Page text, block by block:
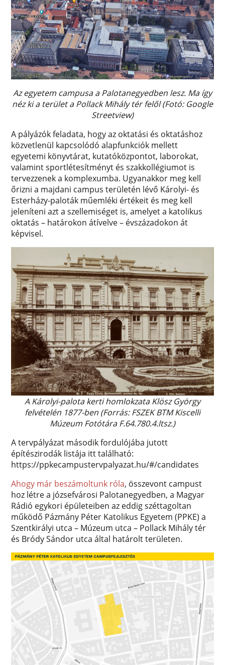
Az egyetem campusa a Palotanegyedben lesz. Ma így
néz ki a terület a Pollack Mihály tér felől (Fotó: Google
Streetview)
A pályázók feladata, hogy az oktatási és oktatáshoz
közvetlenül kapcsolódó alapfunkciók mellett
egyetemi könyvtárat, kutatóközpontot, laborokat,
valamint sportlétesítményt és szakkollégiumot is
tervezzenek a komplexumba. Ugyanakkor meg kell
őrizni a majdani campus területén lévő Károlyi- és
Esterházy-paloták műemléki értékeit és meg kell
jeleníteni azt a szellemiséget is, amelyet a katolikus
oktatás – határokon átívelve – évszázadokon át
képvisel.
A Károlyi-palota kerti homlokzata Klösz György
felvételén 1877-ben (Forrás: FSZEK BTM Kiscelli
Múzeum Fotótára F.64.780.4.ltsz.)
A tervpályázat második fordulójába jutott
építészirodák listája itt található:
https://ppkecampustervpalyazat.hu/#/candidates
Ahogy már beszámoltunk róla, összevont campust
hoz létre a józsefvárosi Palotanegyedben, a Magyar
Rádió egykori épületeiben az eddig széttagoltan
működő Pázmány Péter Katolikus Egyetem (PPKE) a
Szentkirályi utca – Múzeum utca – Pollack Mihály tér
és Bródy Sándor utca által határolt területen.